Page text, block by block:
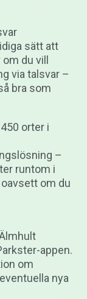
sätt att
om du vill
via talsvar –
bra som
orter i
–
runtom i
om du
appen.
om
nya